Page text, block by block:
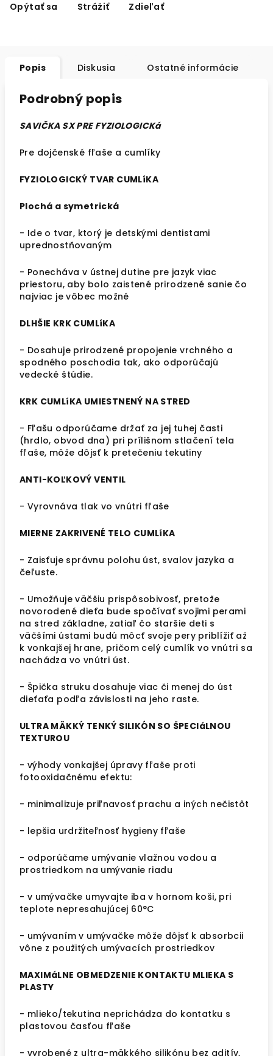
Opýtať sa Strážiť Zdieľať
Popis Diskusia Ostatné informácie
Podrobný popis
SAVIČKA SX PRE FYZIOLOGICKá
Pre dojčenské fľaše a cumlíky
FYZIOLOGICKÝ TVAR CUMLíKA
Plochá a symetrická
- Ide o tvar, ktorý je detskými dentistami
uprednostňovaným
- Ponecháva v ústnej dutine pre jazyk viac
priestoru, aby bolo zaistené prirodzené sanie čo
najviac je vôbec možné
DLHŠIE KRK CUMLíKA
- Dosahuje prirodzené propojenie vrchného a
spodného poschodia tak, ako odporúčajú
vedecké štúdie.
KRK CUMLíKA UMIESTNENÝ NA STRED
- Fľašu odporúčame držať za jej tuhej časti
(hrdlo, obvod dna) pri prílišnom stlačení tela
fľaše, môže dôjsť k pretečeniu tekutiny
ANTI-KOĽKOVÝ VENTIL
- Vyrovnáva tlak vo vnútri fľaše
MIERNE ZAKRIVENÉ TELO CUMLíKA
- Zaisťuje správnu polohu úst, svalov jazyka a
čeľuste.
- Umožňuje väčšiu prispôsobivosť, pretože
novorodené dieťa bude spočívať svojimi perami
na stred základne, zatiaľ čo staršie deti s
väčšími ústami budú môcť svoje pery priblížiť až
k vonkajšej hrane, pričom celý cumlík vo vnútri sa
nachádza vo vnútri úst.
- Špička struku dosahuje viac či menej do úst
dieťaťa podľa závislosti na jeho raste.
ULTRA MÄKKÝ TENKÝ SILIKÓN SO ŠPECIáLNOU
TEXTUROU
- výhody vonkajšej úpravy fľaše proti
fotooxidačnému efektu:
- minimalizuje priľnavosť prachu a iných nečistôt
- lepšia urdržiteľnosť hygieny fľaše
- odporúčame umývanie vlažnou vodou a
prostriedkom na umývanie riadu
- v umývačke umyvajte iba v hornom koši, pri
teplote nepresahujúcej 60°C
- umývaním v umývačke môže dôjsť k absorbcii
vône z použitých umývacích prostriedkov
MAXIMáLNE OBMEDZENIE KONTAKTU MLIEKA S
PLASTY
- mlieko/tekutina neprichádza do kontatku s
plastovou časťou fľaše
- vyrobené z ultra-mäkkého silikónu bez aditív,